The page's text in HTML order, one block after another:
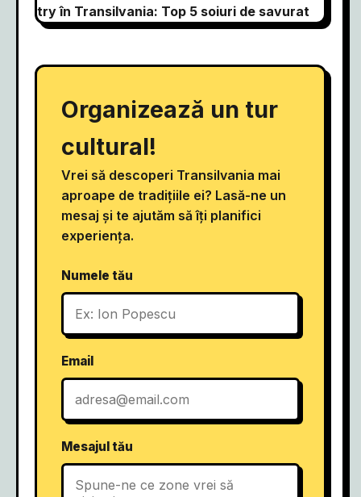
try în Transilvania: Top 5 soiuri de savurat
Organizează un tur
cultural!
Vrei să descoperi Transilvania mai
aproape de tradițiile ei? Lasă-ne un
mesaj și te ajutăm să îți planifici
experiența.
Numele tău
Email
Mesajul tău